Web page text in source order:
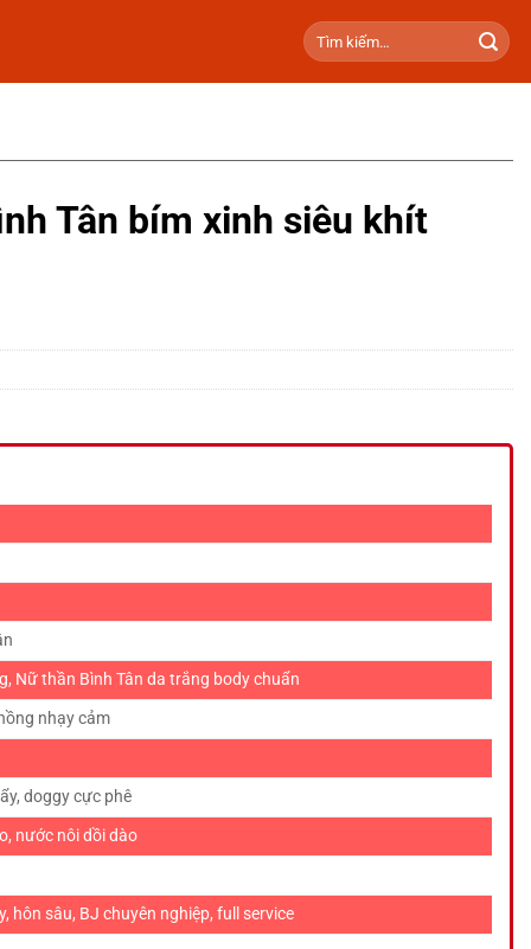
Tìm
kiếm:
Tân bím xinh siêu khít
Nữ thần Bình Tân da trắng body chuẩn
nhạy cảm
doggy cực phê
nước nôi dồi dào
hôn sâu, BJ chuyên nghiệp, full service